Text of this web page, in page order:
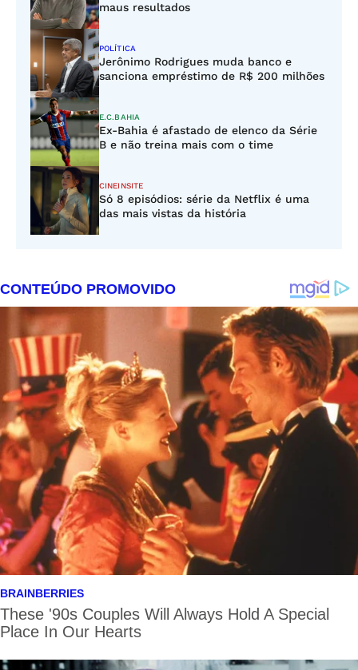
maus resultados
POLÍTICA
Jerônimo Rodrigues muda banco e
sanciona empréstimo de R$ 200 milhões
E.C.BAHIA
Ex-Bahia é afastado de elenco da Série
B e não treina mais com o time
CINEINSITE
Só 8 episódios: série da Netflix é uma
das mais vistas da história